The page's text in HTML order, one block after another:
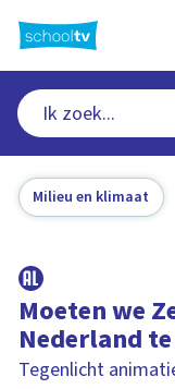
naar
hoofdinhoud
Milieu en klimaat
Moeten we
Nederland
Tegenlicht